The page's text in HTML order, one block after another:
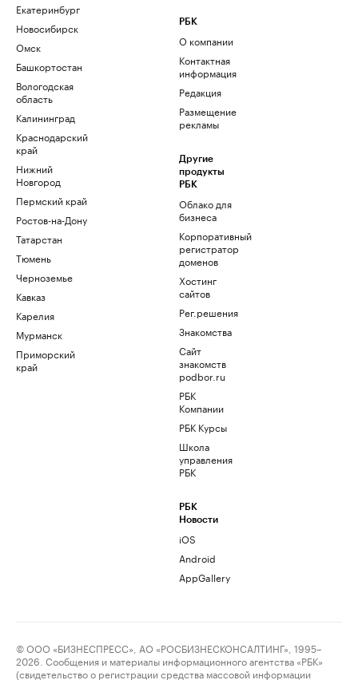
Екатеринбург
Новосибирск
Омск
Башкортостан
Вологодская
область
Калининград
Краснодарский
край
Нижний
Новгород
Пермский край
Ростов-на-Дону
Татарстан
Тюмень
Черноземье
Кавказ
Карелия
Мурманск
Приморский
край
РБК
О компании
Контактная
информация
Редакция
Размещение
рекламы
Другие
продукты
РБК
Облако для
бизнеса
Корпоративный
регистратор
доменов
Хостинг
сайтов
Рег.решения
Знакомства
Сайт
знакомств
podbor.ru
РБК
Компании
РБК Курсы
Школа
управления
РБК
РБК
Новости
iOS
Android
AppGallery
© ООО «БИЗНЕСПРЕСС», АО «РОСБИЗНЕСКОНСАЛТИНГ», 1995–
2026. Сообщения и материалы информационного агентства «РБК»
(свидетельство о регистрации средства массовой информации